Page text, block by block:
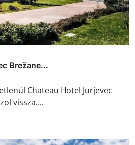
Brežane...
Chateau Hotel Jurjevec
vissza....